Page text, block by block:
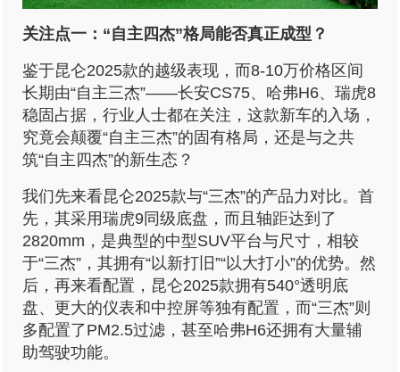
关注点一：“自主四杰”格局能否真正成型？
鉴于昆仑2025款的越级表现，而8-10万价格区间
长期由“自主三杰”——长安CS75、哈弗H6、瑞虎8
稳固占据，行业人士都在关注，这款新车的入场，
究竟会颠覆“自主三杰”的固有格局，还是与之共
筑“自主四杰”的新生态？
我们先来看昆仑2025款与“三杰”的产品力对比。首
先，其采用瑞虎9同级底盘，而且轴距达到了
2820mm，是典型的中型SUV平台与尺寸，相较
于“三杰”，其拥有“以新打旧”“以大打小”的优势。然
后，再来看配置，昆仑2025款拥有540°透明底
盘、更大的仪表和中控屏等独有配置，而“三杰”则
多配置了PM2.5过滤，甚至哈弗H6还拥有大量辅
助驾驶功能。